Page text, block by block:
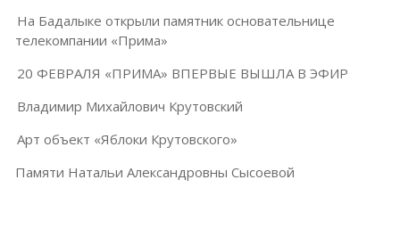
На Бадалыке открыли памятник основательнице
телекомпании «Прима»
20 ФЕВРАЛЯ «ПРИМА» ВПЕРВЫЕ ВЫШЛА В ЭФИР
Владимир Михайлович Крутовский
Арт объект «Яблоки Крутовского»
Памяти Натальи Александровны Сысоевой